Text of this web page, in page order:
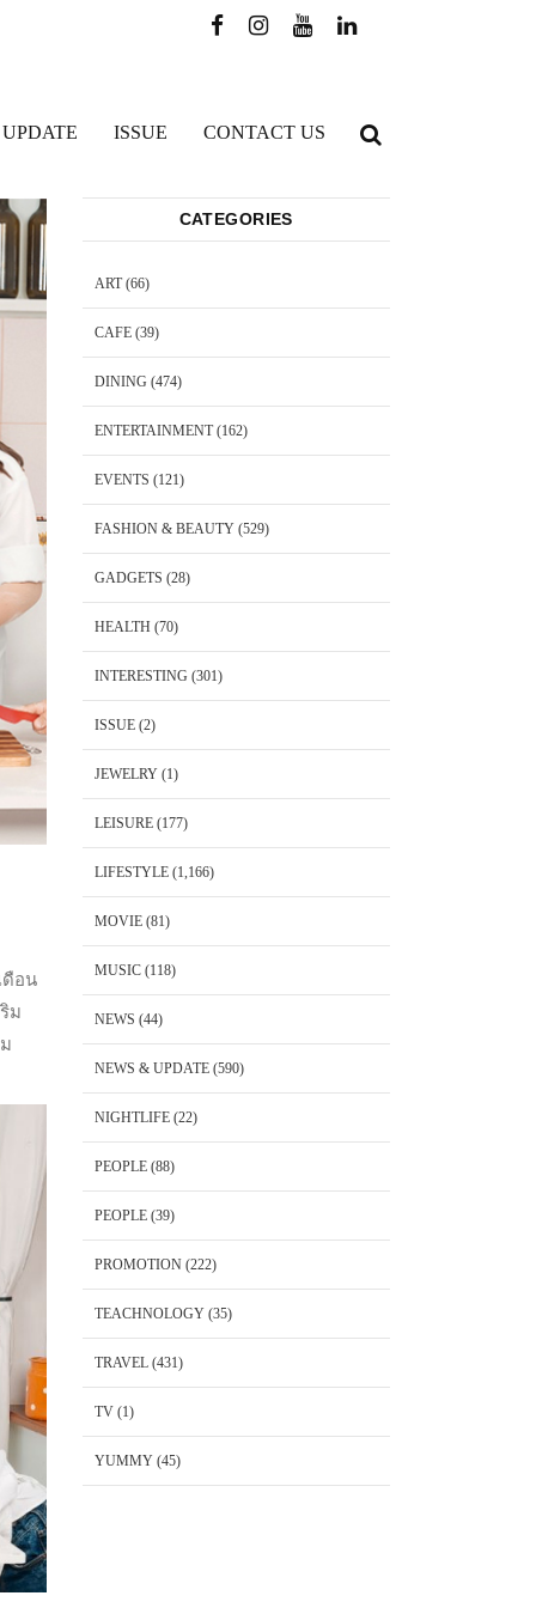
ISSUE CONTACT US
ดือน
ม
CATEGORIES
ART(66)
CAFE(39)
DINING (474)
ENTERTAINMENT(162)
EVENTS (121)
FASHION & BEAUTY(529)
GADGETS (28)
HEALTH (70)
INTERESTING (301)
ISSUE(2)
JEWELRY(1)
LEISURE(177)
LIFESTYLE(1,166)
MOVIE(81)
MUSIC(118)
NEWS (44)
NEWS & UPDATE(590)
NIGHTLIFE(22)
PEOPLE(88)
PEOPLE(39)
PROMOTION(222)
TEACHNOLOGY(35)
TRAVEL(431)
TV(1)
YUMMY(45)